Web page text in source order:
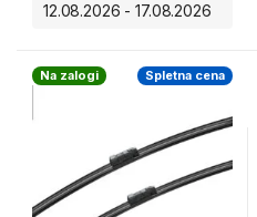
12.08.2026 - 17.08.2026
Na zalogi Spletna cena